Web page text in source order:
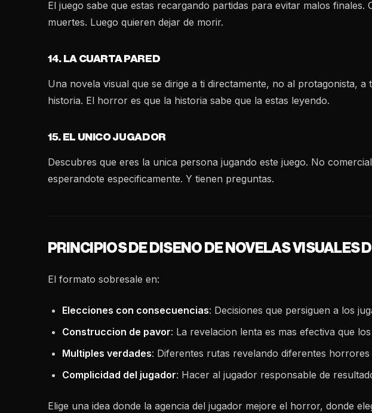
El juego sabe que estas recargando partidas para evitar malos
muertes. Luego quieren dejar de morir.
14. LA CUARTA PARED
Una novela visual que se dirige a ti directamente, no al protagonista,
historia. El horror es que la historia sabe que la estas leyendo.
15. EL UNICO JUGADOR
Descubres que eres la unica persona jugando este juego. No
esperandote especificamente. Y tienen preguntas.
PRINCIPIOS DE DISENO DE NOVELAS VISUALES
El formato sobresale en:
Elecciones con consecuencias: Decisiones que persiguen a los
Construccion de pavor: La revelacion lenta es mas efectiva que
Multiples verdades: Diferentes rutas revelando diferentes horrores
Complicidad del jugador: Hacer al jugador responsable de
Elige una idea donde la agencia del jugador mejore el horror, donde